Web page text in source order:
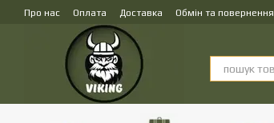
Перейти до основного контенту
Про нас Оплата Доставка Обмін та повернення